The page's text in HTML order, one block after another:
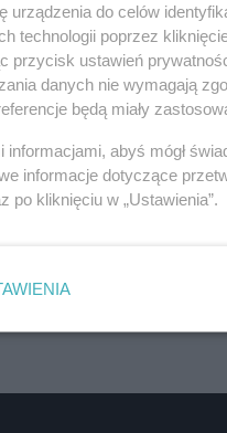
urządzenia do celów
technologii poprzez
przycisk ustawień
danych nie wymagają
będą miały
informacjami, abyś mógł
informacje dotyczące
po kliknięciu w „Ustawienia”.